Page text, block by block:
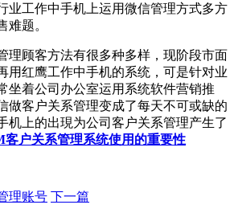
业工作中手机上运用微信管理方式多方
难题。
顾客方法有很多种多样，现阶段市面
用红鹰工作中手机的系统，可是针对业
坐着公司办公室运用系统软件营销推
做客户关系管理变成了每天不可或缺的
机上的出現为公司客户关系管理产生了
客户关系管理系统使用的重要性
理账号 下一篇